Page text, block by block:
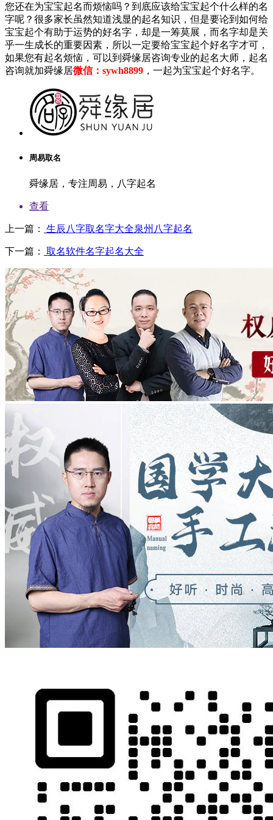
您还在为宝宝起名而烦恼吗？到底应该给宝宝起个什么样的名
字呢？很多家长虽然知道浅显的起名知识，但是要论到如何给
宝宝起个有助于运势的好名字，却是一筹莫展，而名字却是关
乎一生成长的重要因素，所以一定要给宝宝起个好名字才可，
如果您有起名烦恼，可以到舜缘居咨询专业的起名大师，起名
咨询就加舜缘居微信：sywh8899 ，一起为宝宝起个好名字。
周易取名
舜缘居，专注周易，八字起名
查看
上一篇： 生辰八字取名字大全泉州八字起名
下一篇： 取名软件名字起名大全